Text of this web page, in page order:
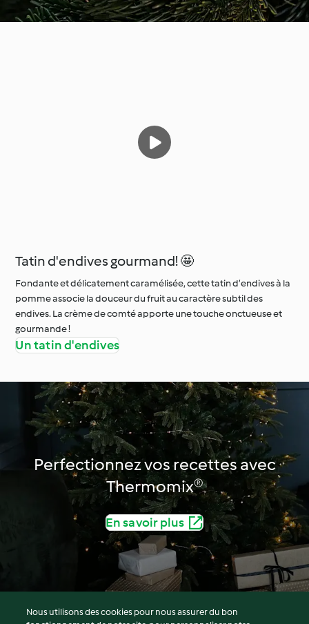
Tatin d'endives gourmand! 🤩
Fondante et délicatement caramélisée, cette tatin d’endives à la
pomme associe la douceur du fruit au caractère subtil des
endives. La crème de comté apporte une touche onctueuse et
gourmande !
Un tatin d'endives
Perfectionnez vos recettes avec
Thermomix®
En savoir plus
Nous utilisons des cookies pour nous assurer du bon